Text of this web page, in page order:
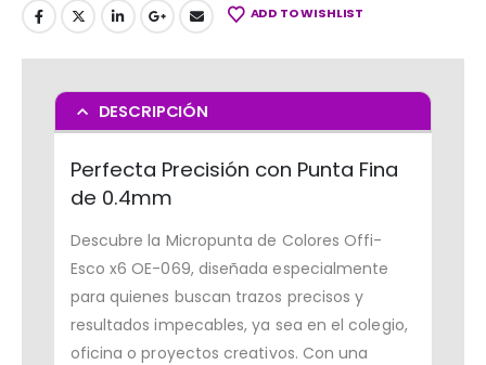
ADD TO WISHLIST
DESCRIPCIÓN
Perfecta Precisión con Punta Fina
de 0.4mm
Descubre la Micropunta de Colores Offi-
Esco x6 OE-069, diseñada especialmente
para quienes buscan trazos precisos y
resultados impecables, ya sea en el colegio,
oficina o proyectos creativos. Con una